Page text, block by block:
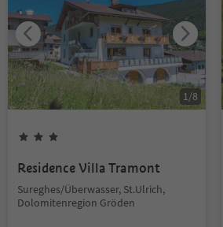
1/8
Residence Villa Tramont
Sureghes/Überwasser, St.Ulrich,
Dolomitenregion Gröden